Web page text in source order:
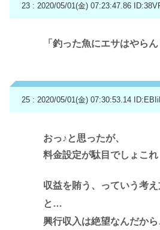
23 : 2020/05/01(金) 07:23:47.86
「釣った魚にエサはやらん
25 : 2020/05/01(金) 07:30:53.14
おっ♪と思ったが、
料金設定が駄目でしょこれ
収益を賄う、っていう考
と…
興行収入は絶望なんだから